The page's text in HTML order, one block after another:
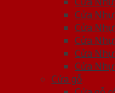
Cửa
Cửa
Cửa
Cửa
Cửa
Cửa gỗ